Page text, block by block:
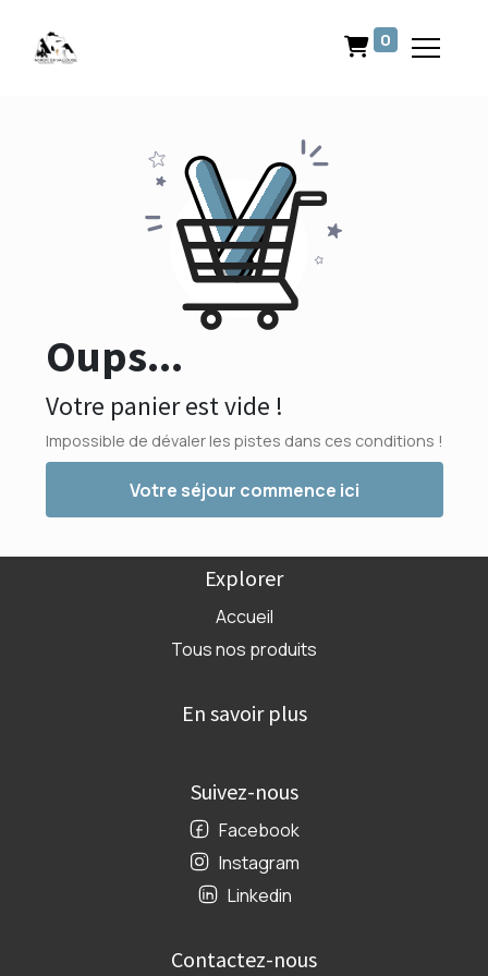
0
Oups...
Votre panier est vide !
Impossible de dévaler les pistes dans ces conditions !
Votre séjour commence ici
Explorer
Accueil
Tous nos produits
En savoir plus
Suivez-nous
Facebook
Instagram
Linkedin
Contactez-nous